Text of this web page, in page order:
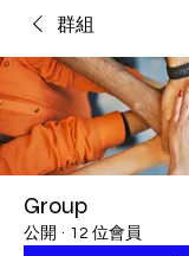
群組
Group
公開 · 12 位會員